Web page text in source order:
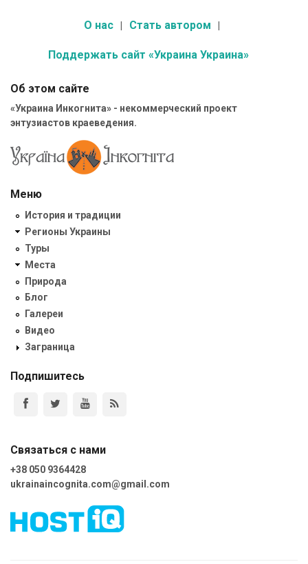
О нас Стать автором
Поддержать сайт «Украина Украина»
Об этом сайте
«Украина Инкогнита» - некоммерческий проект
энтузиастов краеведения.
Меню
История и традиции
Регионы Украины
Туры
Места
Природа
Блог
Галереи
Видео
Заграница
Подпишитесь
Связаться с нами
+38 050 9364428
ukrainaincognita.com@gmail.com